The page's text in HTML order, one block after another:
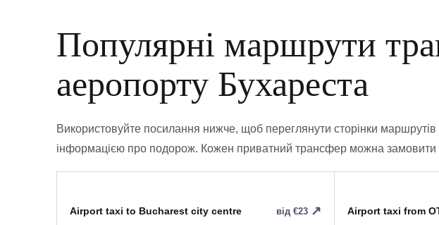
Популярні маршрути
аеропорту Бухареста
Використовуйте посилання нижче, щоб переглянути сторінки
інформацією про подорож. Кожен приватний трансфер можна замовити
Airport taxi to Bucharest city centre від €23 Airport taxi from